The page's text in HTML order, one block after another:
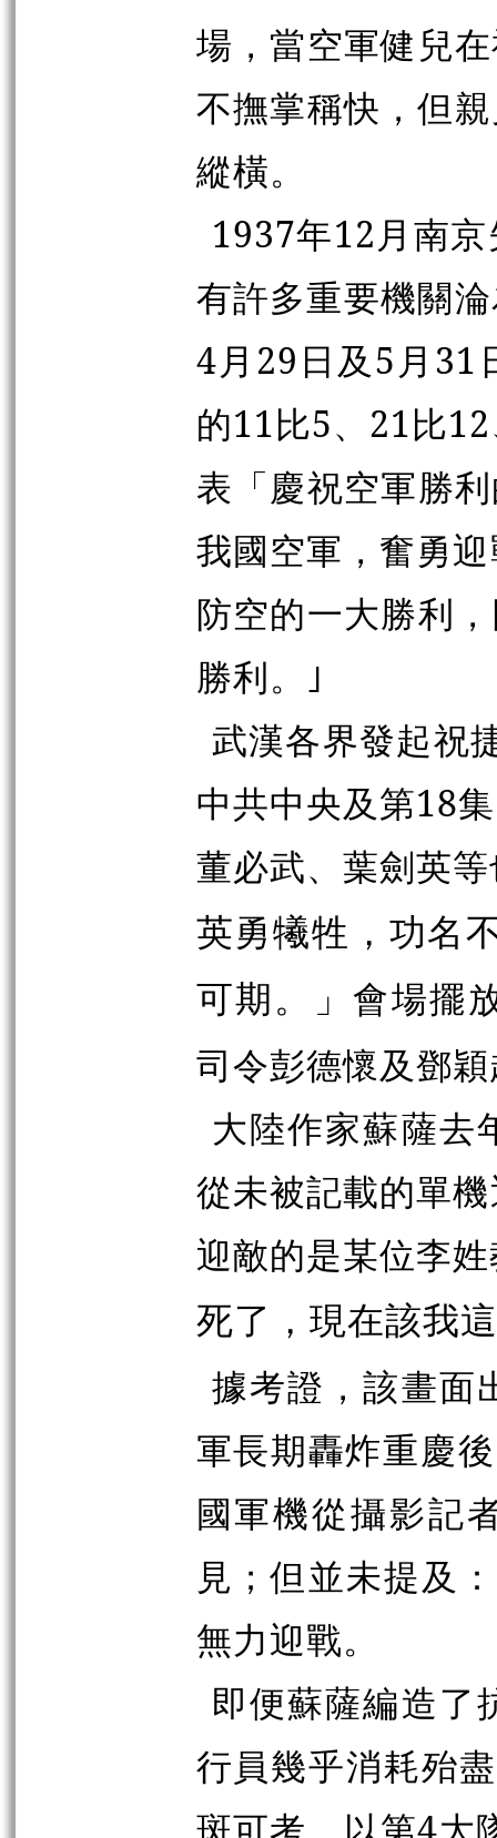
場，當空軍健兒
不撫掌稱快，但
縱橫。
1937年12月南
有許多重要機關
4月29日及5月31
的11比5、21比
表「慶祝空軍勝
我國空軍，奮勇
防空的一大勝利
勝利。
｣
武漢各界發起祝
中共中央及第18
董必武、葉劍英
英勇犧牲，功名
可期。」會場擺
司令彭德懷及鄧
大陸作家蘇薩去
從未被記載的單
迎敵的是某位李
死了，現在該我
據考證，該畫面
軍長期轟炸重慶
國軍機從攝影記
見；但並未提及
無力迎戰。
即便蘇薩編造了
行員幾乎消耗殆